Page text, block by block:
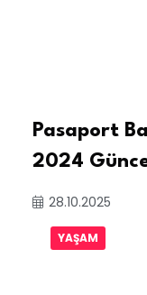
Pasaport
2024
28.10.2025
YAŞAM